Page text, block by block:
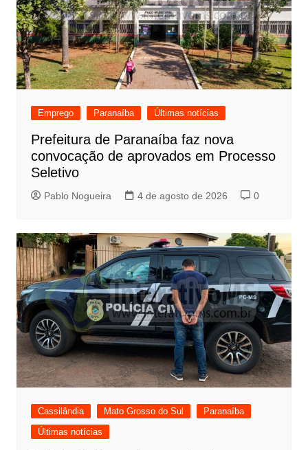
Emprego Paranaíba Últimas notícias
Prefeitura de Paranaíba faz nova
convocação de aprovados em Processo
Seletivo
Pablo Nogueira 4 de agosto de 2026 0
Cassilândia Mato Grosso do Sul
Paranaíba
Últimas notícias